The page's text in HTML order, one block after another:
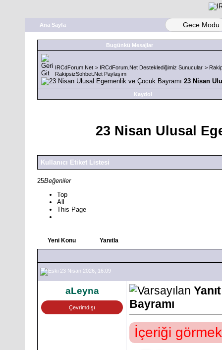
Ana Sayfa Gece Modu
Bugünkü Mesajlar
IRCdForum.Net > IRCdForum.Net Desteklediğimiz Sunucular >
RakipsizSohbet.Net Paylaşım
23 Nisan
Kaydol
23 Nisan Ulusal
Kullanıcı Etiket Listesi
25Beğeniler
Top
All
This Page
Yeni Konu Yanıtla
23 Nisan 2026, 16:09
aLeyna
Çevrimdışı
Bayramı
İçeriği